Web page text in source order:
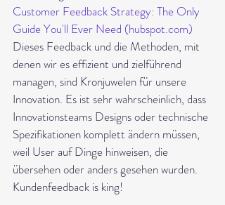
Customer Feedback Strategy: The Only
Guide You'll Ever Need (hubspot.com)
Dieses Feedback und die Methoden, mit
denen wir es effizient und zielführend
managen, sind Kronjuwelen für unsere
Innovation. Es ist sehr wahrscheinlich, dass
Innovationsteams Designs oder technische
Spezifikationen komplett ändern müssen,
weil User auf Dinge hinweisen, die
übersehen oder anders gesehen wurden.
Kundenfeedback is king!